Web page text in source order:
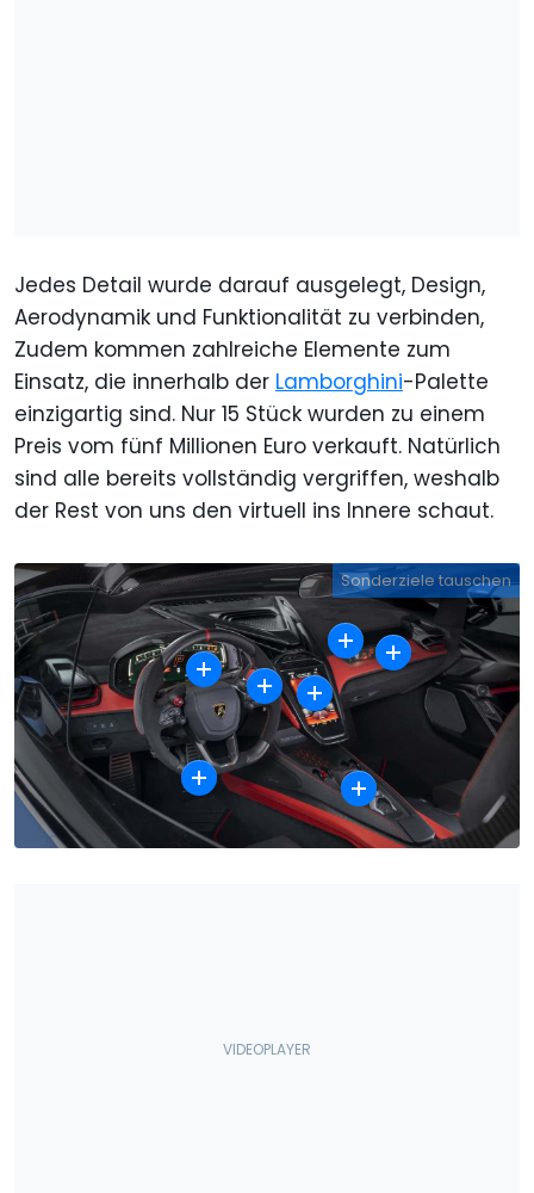
Jedes Detail wurde darauf ausgelegt, Design,
Aerodynamik und Funktionalität zu verbinden,
Zudem kommen zahlreiche Elemente zum
Einsatz, die innerhalb der Lamborghini-Palette
einzigartig sind. Nur 15 Stück wurden zu einem
Preis vom fünf Millionen Euro verkauft. Natürlich
sind alle bereits vollständig vergriffen, weshalb
der Rest von uns den virtuell ins Innere schaut.
Sonderziele tauschen